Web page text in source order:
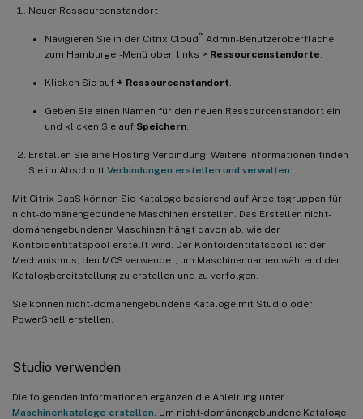
Neuer Ressourcenstandort
Navigieren Sie in der Citrix Cloud ™
Admin-Benutzeroberfläche
zum Hamburger-Menü oben links > Ressourcenstandorte
Klicken Sie auf + Ressourcenstandort
Geben Sie einen Namen für den neuen Ressourcenstandort ein
und klicken Sie auf Speichern
Erstellen Sie eine Hosting-Verbindung. Weitere Informationen finden
Sie im Abschnitt Verbindungen erstellen und verwalten
Mit Citrix DaaS können Sie Kataloge basierend auf Arbeitsgruppen für
nicht-domänengebundene Maschinen erstellen. Das Erstellen nicht-
domänengebundener Maschinen hängt davon ab, wie der
Kontoidentitätspool erstellt wird. Der Kontoidentitätspool ist der
Mechanismus, den MCS verwendet, um Maschinennamen während der
Katalogbereitstellung zu erstellen und zu verfolgen.
Sie können nicht-domänengebundene Kataloge mit Studio oder
PowerShell erstellen.
Studio verwenden
Die folgenden Informationen ergänzen die Anleitung unter
Maschinenkataloge erstellen . Um nicht-domänengebundene Kataloge